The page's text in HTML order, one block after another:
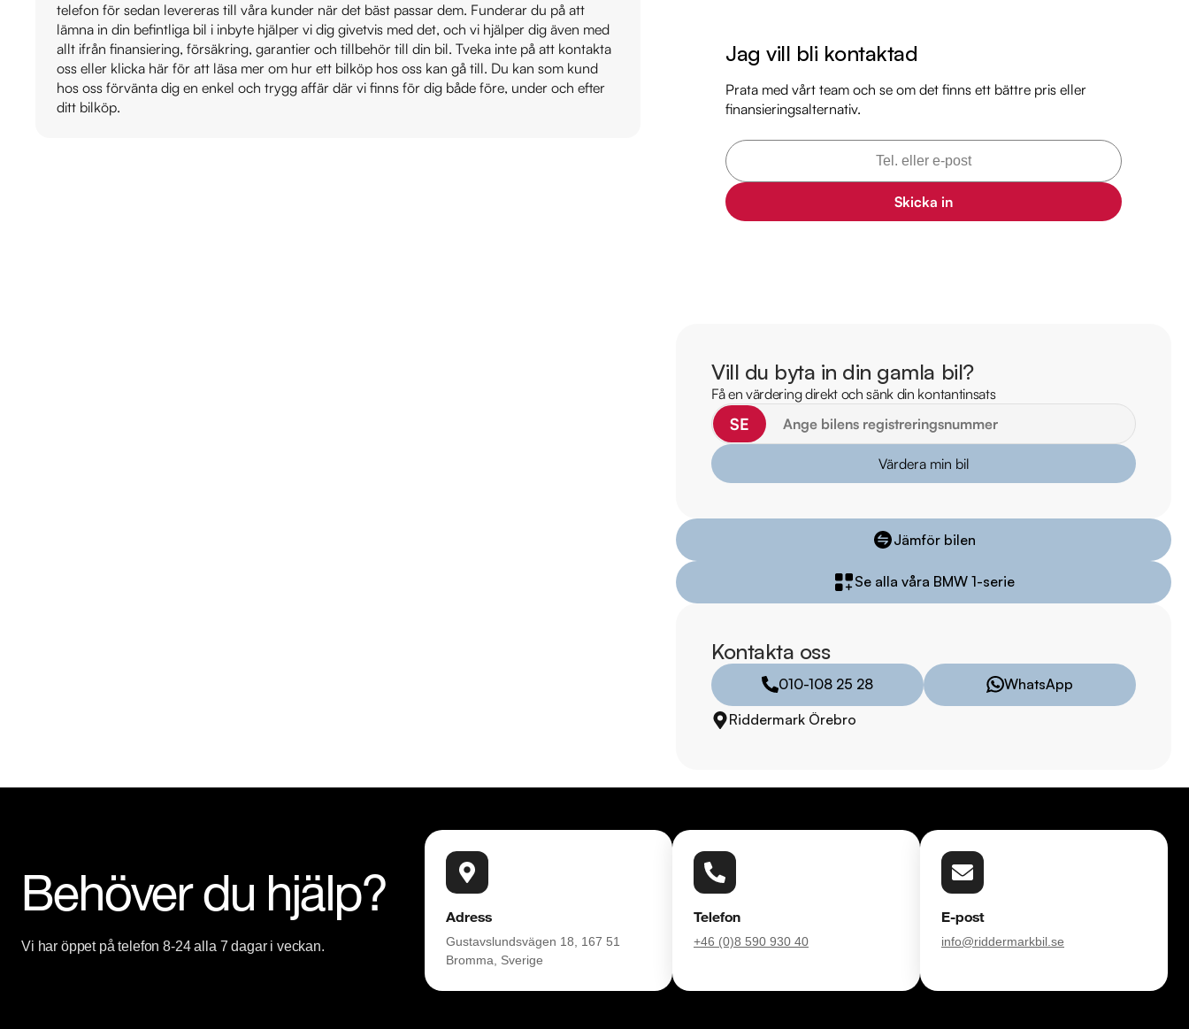
telefon för sedan levereras till våra kunder när det bäst passar dem. Funderar du på att
lämna in din befintliga bil i inbyte hjälper vi dig givetvis med det, och vi hjälper dig även med
allt ifrån finansiering, försäkring, garantier och tillbehör till din bil. Tveka inte på att kontakta
oss eller klicka här för att läsa mer om hur ett bilköp hos oss kan gå till. Du kan som kund
hos oss förvänta dig en enkel och trygg affär där vi finns för dig både före, under och efter
ditt bilköp.
2017-05-15 - 3195 mil
2019-03-12 - 5823 mil
2021-03-25 - 7165 mil
https://www.riddermarkbil.se/kopa-bil/bmw/hpc824/
Skydda din bil med vårt trygghetspaket. Välj mellan 12-60 månaders garanti och
komplettera med extra hjuluppsättningar till bra priser. Gör ditt bilköp tryggt och
enkelt hos oss.
Med korta lagertider försvinner våra bilar snabbt! Ring oss idag för att reservera din
bil: 019-760 88 77. Vi erbjuder även skräddarsydd finansiering och 14 dagars fri
Se hur vi genomför våra tester här:
https://vimeo.com/1011323016
Besökstider i butik:
Måndag - Fredag 09:00 - 19:00
Lördag 10:00 - 18:00
Jag vill bli kontaktad
Prata med vårt team och se om det finns ett bättre pris eller
finansieringsalternativ.
Skicka in
Vill du byta in din gamla bil?
Få en värdering direkt och sänk din kontantinsats
SE
Värdera min bil
Jämför bilen
Se alla våra BMW 1-serie
Kontakta oss
010-108 25 28
WhatsApp
Riddermark Örebro
Behöver du hjälp?
Vi har öppet på telefon 8-24 alla 7 dagar i veckan.
Adress
Gustavslundsvägen 18, 167 51
Bromma, Sverige
Telefon
+46 (0)8 590 930 40
E-post
info@riddermarkbil.se